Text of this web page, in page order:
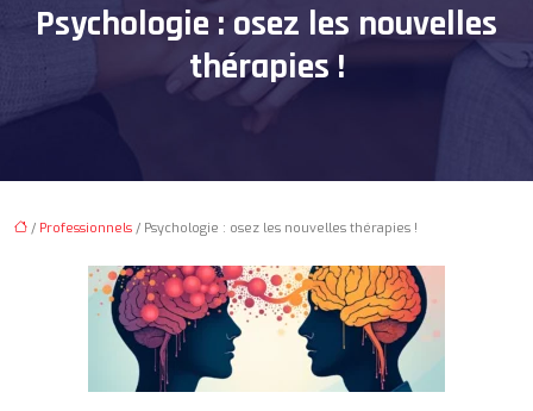
Psychologie : osez les nouvelles
thérapies !
/ Professionnels / Psychologie : osez les nouvelles thérapies !